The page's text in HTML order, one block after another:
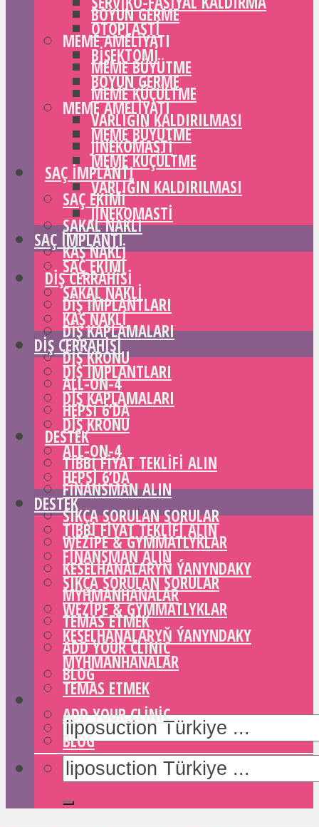
BOYUN GERME
MEME AMELIYATI
MEME BÜYÜTME
MEME KÜÇÜLTME
VARLIĞIN KALDIRILMASI
JINEKOMASTI
SAÇ IMPLANTI
SAÇ EKIMI
SAKAL NAKLI
KAŞ NAKLI
DIŞ CERRAHISI
DIŞ IMPLANTLARI
DIŞ KAPLAMALARI
DIŞ KRONU
ALL-ON-4
HEPSI 6’DA
DESTEK
TIBBI FIYAT TEKLIFI ALIN
FINANSMAN ALIN
SIKÇA SORULAN SORULAR
WEZIPE & GYMMATLYKLAR
KESELHANALARYŇ ÝANYNDAKY
MYHMANHANALAR
TEMAS ETMEK
ADD YOUR CLINIC
BLOG
OTOPLASTI
BIŞEKTOMI
BOYUN GERME
MEME AMELIYATI
MEME BÜYÜTME
MEME KÜÇÜLTME
VARLIĞIN KALDIRILMASI
JINEKOMASTI
SAÇ IMPLANTI
SAÇ EKIMI
SAKAL NAKLI
KAŞ NAKLI
DIŞ CERRAHISI
DIŞ IMPLANTLARI
DIŞ KAPLAMALARI
DIŞ KRONU
ALL-ON-4
HEPSI 6’DA
DESTEK
TIBBI FIYAT TEKLIFI ALIN
FINANSMAN ALIN
SIKÇA SORULAN SORULAR
WEZIPE & GYMMATLYKLAR
KESELHANALARYŇ ÝANYNDAKY
MYHMANHANALAR
TEMAS ETMEK
ADD YOUR CLINIC
BLOG